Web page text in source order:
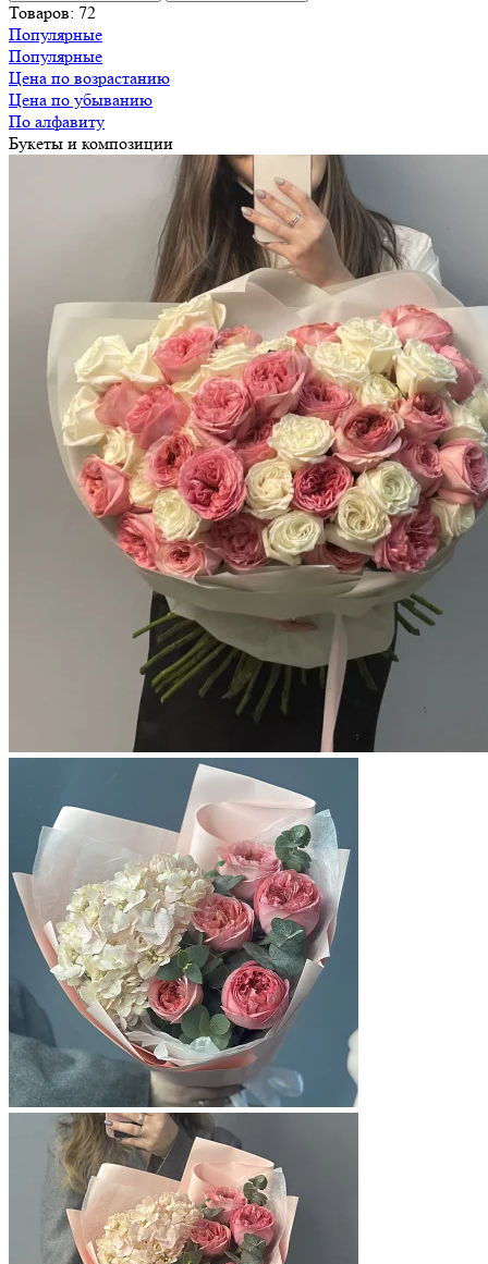
Товаров: 72
Популярные
Популярные
Цена по возрастанию
Цена по убыванию
По алфавиту
Букеты и композиции